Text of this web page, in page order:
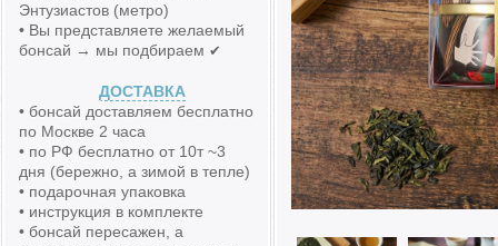
Энтузиастов (метро)
• Вы представляете желаемый
бонсай → мы подбираем ✔
ДОСТАВКА
• бонсай доставляем бесплатно
по Москве 2 часа
• по РФ бесплатно от 10т ~3
дня (бережно, а зимой в тепле)
• подарочная упаковка
• инструкция в комплекте
• бонсай пересажен, а